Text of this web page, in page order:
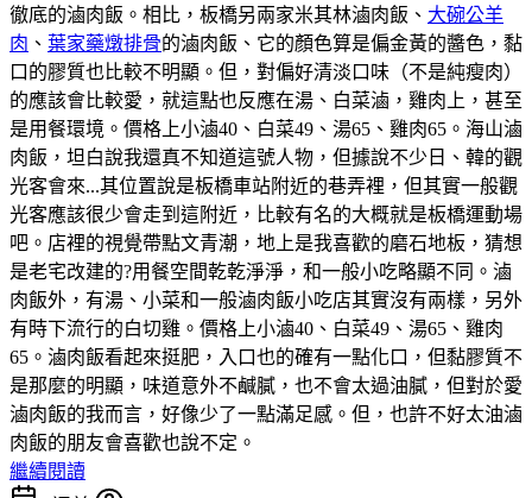
徹底的滷肉飯。相比，板橋另兩家米其林滷肉飯、 大碗公羊
肉 、 葉家藥燉排骨的滷肉飯、它的顏色算是偏金黃的醬色，黏
口的膠質也比較不明顯。但，對偏好清淡口味（不是純瘦肉）
的應該會比較愛，就這點也反應在湯、白菜滷，雞肉上，甚至
是用餐環境。價格上小滷40、白菜49、湯65、雞肉65。海山滷
肉飯，坦白說我還真不知道這號人物，但據說不少日、韓的觀
光客會來...其位置說是板橋車站附近的巷弄裡，但其實一般觀
光客應該很少會走到這附近，比較有名的大概就是板橋運動場
吧。店裡的視覺帶點文青潮，地上是我喜歡的磨石地板，猜想
是老宅改建的?用餐空間乾乾淨淨，和一般小吃略顯不同。滷
肉飯外，有湯、小菜和一般滷肉飯小吃店其實沒有兩樣，另外
有時下流行的白切雞。價格上小滷40、白菜49、湯65、雞肉
65。滷肉飯看起來挺肥，入口也的確有一點化口，但黏膠質不
是那麼的明顯，味道意外不鹹膩，也不會太過油膩，但對於愛
滷肉飯的我而言，好像少了一點滿足感。但，也許不好太油滷
肉飯的朋友會喜歡也說不定。
繼續閱讀